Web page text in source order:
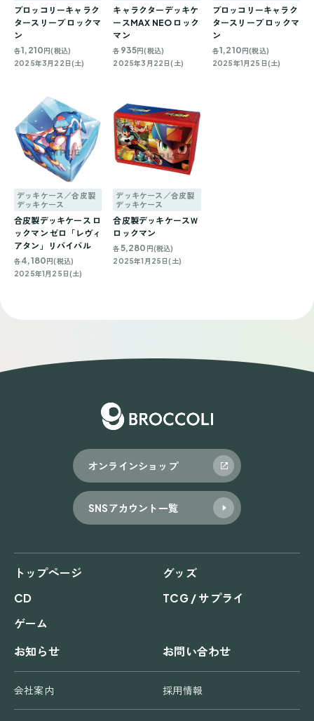
ブロッコリーキャラク
タースリーブ ロックマ
ン
各1,210 円(税込)
2025年3月22日(土)
キャラクターデッキケ
ースMAX NEO ロック
マン
各 935円(税込)
2025年3月22日(土)
ブロッコリーキャラク
タースリーブ ロックマ
ン
各1,210 円(税込)
2025年1月25日(土)
デッキケース／合皮製
デッキケース
合皮製デッキケース ロ
ックマン ゼロ「レヴィ
アタン」リバイバル
各4,180 円(税込)
2025年1月25日(土)
デッキケース／合皮製
デッキケース
合皮製デッキケースＷ
ロックマン
各5,280 円(税込)
2025年1月25日(土)
オンラインショップ
SNSアカウント一覧
トップページ
グッズ
CD
TCG / サプライ
ゲーム
お知らせ
お問い合わせ
会社案内 採用情報